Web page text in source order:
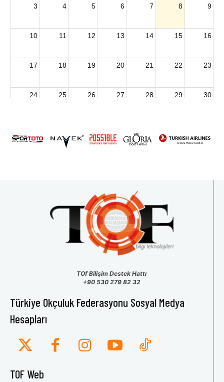
3 4 5 6 7 8 9
10 11 12 13 14 15 16
17 18 19 20 21 22 23
24 25 26 27 28 29 30
TOf Bilişim Destek Hattı
+90 530 279 82 32
Türkiye Okçuluk Federasyonu Sosyal Medya
Hesapları
TOF Web